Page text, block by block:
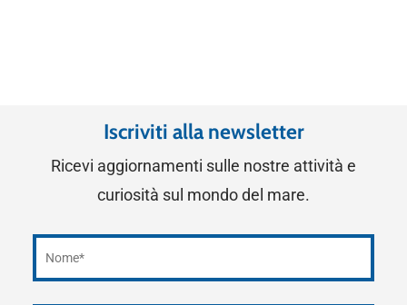
Iscriviti alla newsletter
Ricevi aggiornamenti sulle nostre attività e
curiosità sul mondo del mare.